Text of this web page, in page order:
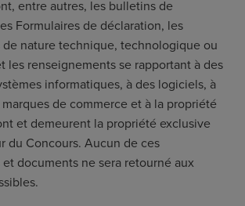
entre autres, les bulletins de
Formulaires de déclaration, les
nature technique, technologique ou
les renseignements se rapportant à des
informatiques, à des logiciels, à
de commerce et à la propriété
et demeurent la propriété exclusive
du Concours. Aucun de ces
documents ne sera retourné aux